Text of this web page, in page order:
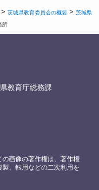
>茨城県教育委員会の概要 >茨城県
所
教育庁総務課
画像の著作権は、著作権
、転用などの二次利用を